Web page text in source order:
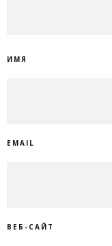
ИМЯ
EMAIL
ВЕБ-САЙТ